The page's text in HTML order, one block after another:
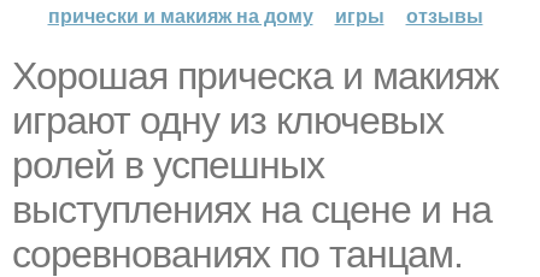
прически и макияж на дому
игры отзывы
Хорошая прическа и макияж
играют одну из ключевых
ролей в успешных
выступлениях на сцене и на
соревнованиях по танцам.